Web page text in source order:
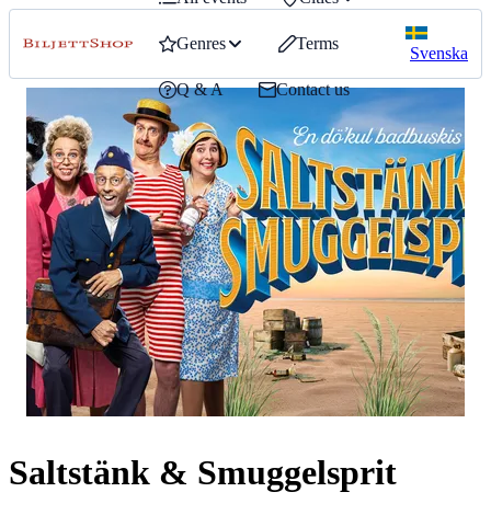
Genres Terms
Q & A Contact us
Svenska
Saltstänk & Smuggelsprit